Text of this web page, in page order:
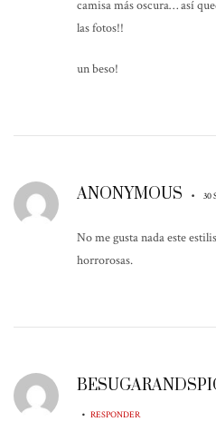
camisa más oscura… así
las fotos!!
un beso!
ANONYMOUS • 30
No me gusta nada este
horrorosas.
• RESPONDER